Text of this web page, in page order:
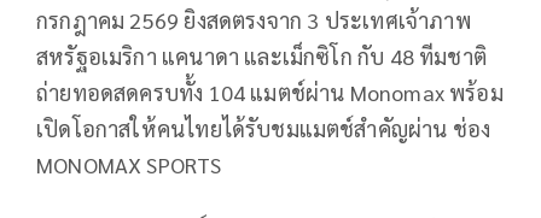
กรกฎาคม 2569 ยิงสดตรงจาก 3 ประเทศเจ้าภาพ
สหรัฐอเมริกา แคนาดา และเม็กซิโก กับ 48 ทีมชาติ
ถ่ายทอดสดครบทั้ง 104 แมตช์ผ่าน Monomax พร้อม
เปิดโอกาสให้คนไทยได้รับชมแมตช์สำคัญผ่าน ช่อง
MONOMAX SPORTS